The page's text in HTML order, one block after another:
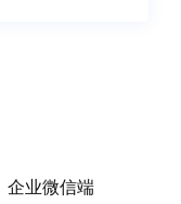
企业微信端